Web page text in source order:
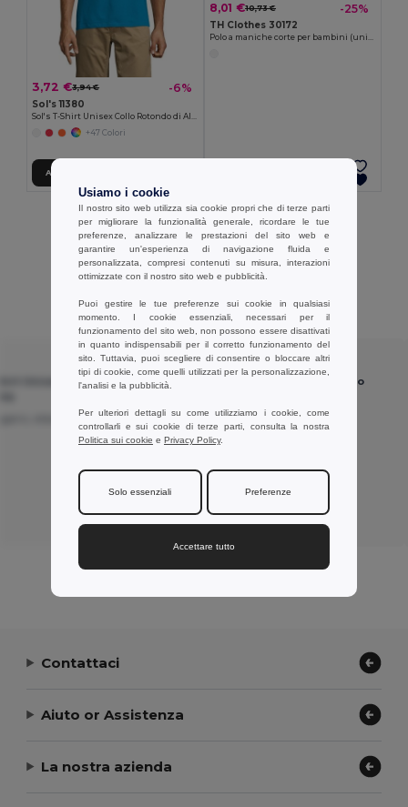
3,72 €3,94 € -6%
Sol's 11380
Sol's T-Shirt Unisex Collo Rotondo di Alta Qualità
+47 Colori
Aggiungi al carrello
8,01 €10,73 € -25%
TH Clothes 30172
Polo a maniche corte per bambini (unisex). colore bianco
Visualizzazione Di Tutti I Prodotti.
Recensioni dei clienti
Unisex Collo
★ ★ ★ ★ ★
Sol's 11380 - Sol's T-Shirt Unisex Collo
Ottimi prodottiTradotto da Français
Contattaci
Aiuto or Assistenza
La nostra azienda
Usiamo i cookie
Il nostro sito web utilizza sia cookie propri che di terze parti
per migliorare la funzionalità generale, ricordare le tue
preferenze, analizzare le prestazioni del sito web e
garantire un'esperienza di navigazione fluida e
personalizzata, compresi contenuti su misura, interazioni
ottimizzate con il nostro sito web e pubblicità.
Puoi gestire le tue preferenze sui cookie in qualsiasi
momento. I cookie essenziali, necessari per il
funzionamento del sito web, non possono essere disattivati
in quanto indispensabili per il corretto funzionamento del
sito. Tuttavia, puoi scegliere di consentire o bloccare altri
tipi di cookie, come quelli utilizzati per la personalizzazione,
l'analisi e la pubblicità.
Per ulteriori dettagli su come utilizziamo i cookie, come
controllarli e sui cookie di terze parti, consulta la nostra
Politica sui cookie e Privacy Policy.
Solo essenziali Preferenze
Accettare tutto